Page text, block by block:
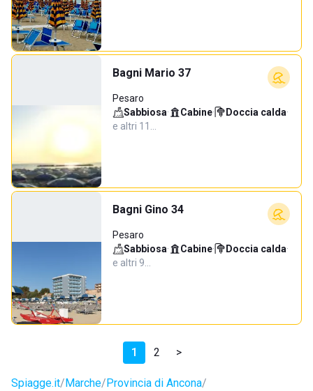
Bagni Mario 37
Pesaro
Sabbiosa· Cabine· Doccia calda·
e altri 11…
Bagni Gino 34
Pesaro
Sabbiosa· Cabine· Doccia calda·
e altri 9…
1 2 >
Spiagge.it Marche Provincia di Ancona